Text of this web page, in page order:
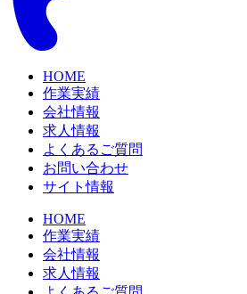
HOME
作業実績
会社情報
求人情報
よくあるご質問
お問い合わせ
サイト情報
HOME
作業実績
会社情報
求人情報